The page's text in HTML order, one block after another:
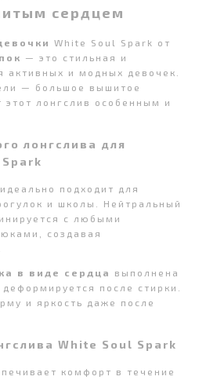
сердцем
White Soul Spark от
— это стильная и
активных и модных девочек.
— большое вышитое
этот лонгслив особенным и
лонгслива для
подходит для
и школы. Нейтральный
с любыми
создавая
в виде сердца
выполнена
после стирки.
и яркость даже после
White Soul Spark
комфорт в течение